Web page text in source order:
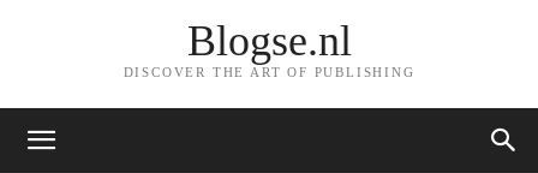
Blogse.nl
DISCOVER THE ART OF PUBLISHING